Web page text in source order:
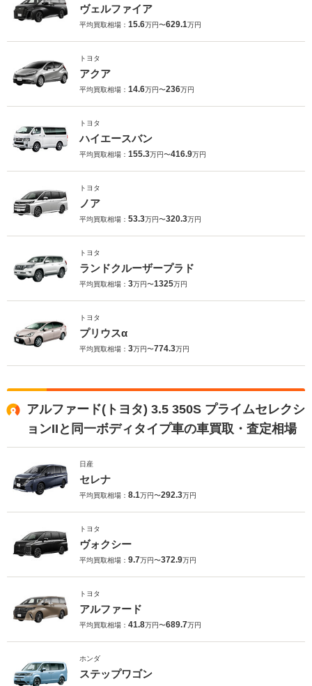
ヴェルファイア
平均買取相場： 15.6万円〜629.1万円
トヨタ
アクア
平均買取相場： 14.6万円〜236万円
トヨタ
ハイエースバン
平均買取相場： 155.3万円〜416.9万円
トヨタ
ノア
平均買取相場： 53.3万円〜320.3万円
トヨタ
ランドクルーザープラド
平均買取相場： 3万円〜1325万円
トヨタ
プリウスα
平均買取相場： 3万円〜774.3万円
アルファード(トヨタ) 3.5 350S プライムセレクシ
ョンIIと同一ボディタイプ車の車買取・査定相場
日産
セレナ
平均買取相場： 8.1万円〜292.3万円
トヨタ
ヴォクシー
平均買取相場： 9.7万円〜372.9万円
トヨタ
アルファード
平均買取相場： 41.8万円〜689.7万円
ホンダ
ステップワゴン